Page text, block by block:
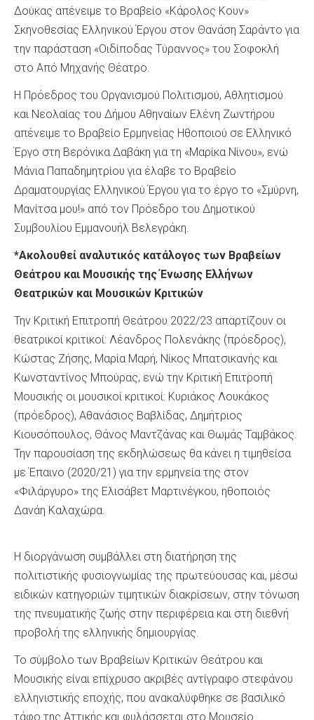
Δούκας απένειμε το Βραβείο «Κάρολος Κουν»
Σκηνοθεσίας Ελληνικού Έργου στον Θανάση Σαράντο για
την παράσταση «Οιδίποδας Τύραννος» του Σοφοκλή
στο Από Μηχανής Θέατρο.
Η Πρόεδρος του Οργανισμού Πολιτισμού, Αθλητισμού
και Νεολαίας του Δήμου Αθηναίων Ελένη Ζωντήρου
απένειμε το Βραβείο Ερμηνείας Ηθοποιού σε Ελληνικό
Έργο στη Βερόνικα Δαβάκη για τη «Μαρίκα Νίνου», ενώ
Μάνια Παπαδημητρίου για έλαβε το Βραβείο
Δραματουργίας Ελληνικού Έργου για το έργο το «Σμύρνη,
Μανίτσα μου!» από τον Πρόεδρο του Δημοτικού
Συμβουλίου Εμμανουήλ Βελεγράκη.
*Ακολουθεί αναλυτικός κατάλογος των Βραβείων
Θεάτρου και Μουσικής της Ένωσης Ελλήνων
Θεατρικών και Μουσικών Κριτικών
Την Κριτική Επιτροπή Θεάτρου 2022/23 απαρτίζουν οι
θεατρικοί κριτικοί: Λέανδρος Πολενάκης (πρόεδρος),
Κώστας Ζήσης, Μαρία Μαρή, Νίκος Μπατσικανής και
Κωνσταντίνος Μπούρας, ενώ την Κριτική Επιτροπή
Μουσικής οι μουσικοί κριτικοί: Κυριάκος Λουκάκος
(πρόεδρος), Αθανάσιος Βαβλίδας, Δημήτριος
Κιουσόπουλος, Θάνος Μαντζάνας και Θωμάς Ταμβάκος.
Την παρουσίαση της εκδηλώσεως θα κάνει η τιμηθείσα
με Έπαινο (2020/21) για την ερμηνεία της στον
«Φιλάργυρο» της Ελισάβετ Μαρτινέγκου, ηθοποιός
Δανάη Καλαχώρα.
Η διοργάνωση συμβάλλει στη διατήρηση της
πολιτιστικής φυσιογνωμίας της πρωτεύουσας και, μέσω
ειδικών κατηγοριών τιμητικών διακρίσεων, στην τόνωση
της πνευματικής ζωής στην περιφέρεια και στη διεθνή
προβολή της ελληνικής δημιουργίας.
Το σύμβολο των Βραβείων Κριτικών Θεάτρου και
Μουσικής είναι επίχρυσο ακριβές αντίγραφο στεφάνου
ελληνιστικής εποχής, που ανακαλύφθηκε σε βασιλικό
τάφο της Αττικής και φυλάσσεται στο Μουσείο